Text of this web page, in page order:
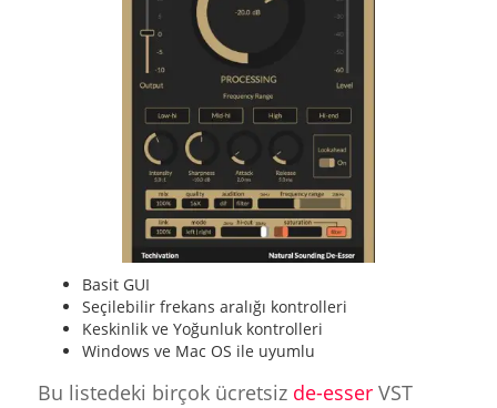
Basit GUI
Seçilebilir frekans aralığı kontrolleri
Keskinlik ve Yoğunluk kontrolleri
Windows ve Mac OS ile uyumlu
Bu listedeki birçok ücretsiz de-esserVST